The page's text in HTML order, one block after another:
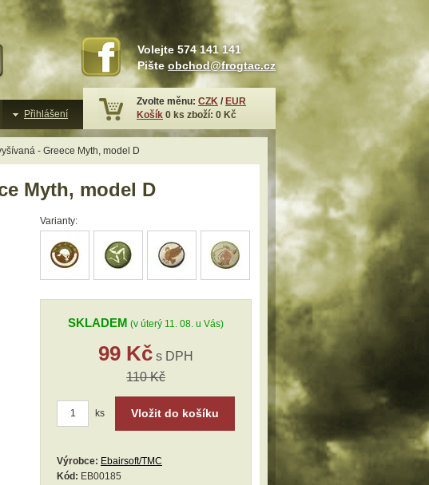
- Greece Myth, model D
Myth, model D
Varianty:
SKLADEM (v úterý 11. 08. u Vás)
99 Kč s DPH
110 Kč
ks Vložit do košíku
Výrobce: Ebairsoft/TMC
Kód: EB00185
Přihlášení
Volejte 574 141 141
Pište obchod@frogtac.cz
Zvolte měnu: CZK / EUR
Košík 0 ks zboží: 0 Kč